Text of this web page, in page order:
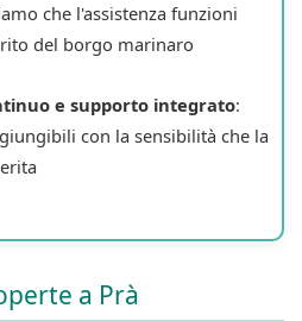
che l'assistenza funzioni
del borgo marinaro
e supporto integrato:
con la sensibilità che la
a Prà